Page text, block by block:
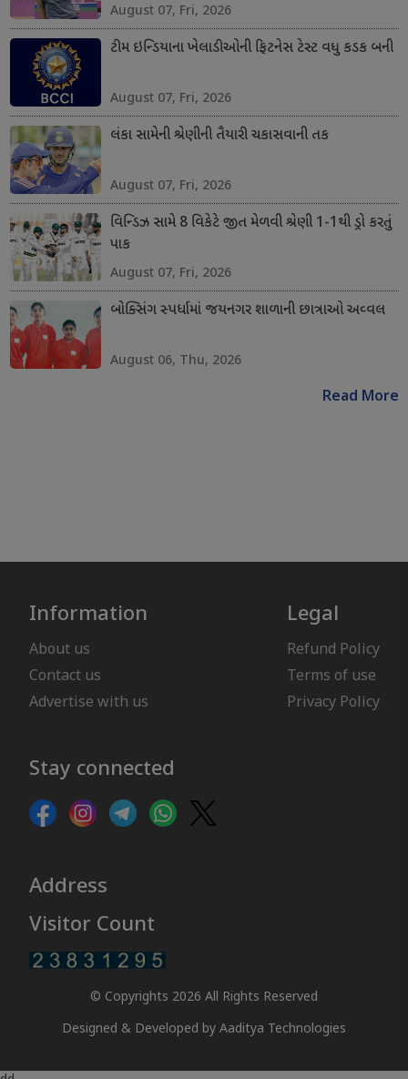
August 07, Fri, 2026
ટીમ ઇન્ડિયાના ખેલાડીઓની ફિટનેસ ટેસ્ટ વધુ કડક બની
August 07, Fri, 2026
લંકા સામેની શ્રેણીની તૈયારી ચકાસવાની તક
August 07, Fri, 2026
વિન્ડિઝ સામે 8 વિકેટે જીત મેળવી શ્રેણી 1-1થી ડ્રો કરતું
પાક
August 07, Fri, 2026
બોક્સિંગ સ્પર્ધામાં જયનગર શાળાની છાત્રાઓ અવ્વલ
August 06, Thu, 2026
Read More
Information
About us
Contact us
Advertise with us
Legal
Refund Policy
Terms of use
Privacy Policy
Stay connected
Address
Visitor Count
© Copyrights 2026 All Rights Reserved
Designed & Developed by Aaditya Technologies